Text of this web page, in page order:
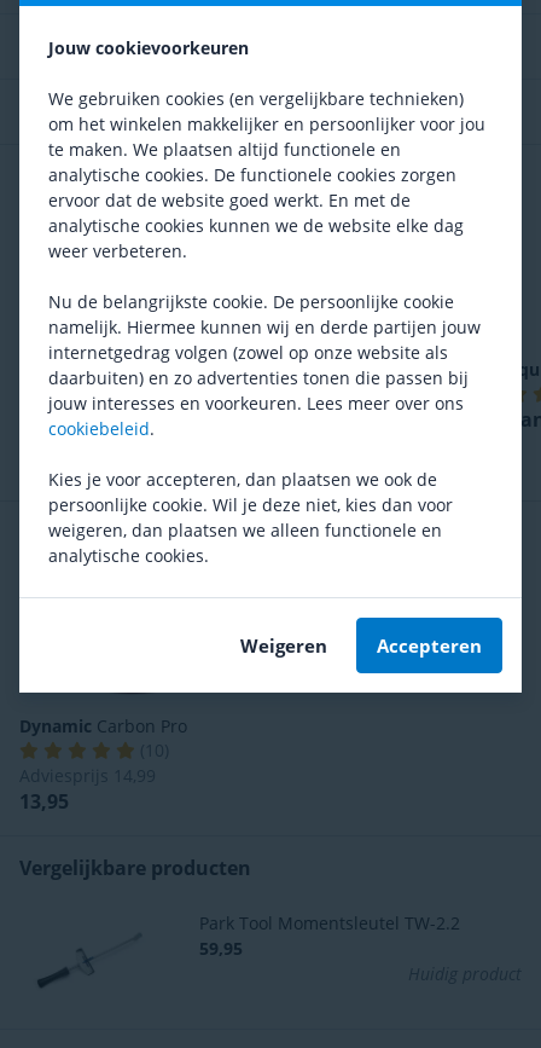
Technologie
Standaard meegeleverd
Vaak samen gekocht
DynamicAll Round Grease
Premium
(7)
23,99
Park ToolSAC-2 Carbon
pasta
( 14)
14,95
Aangeraden door de productspecialist
Dynamic Carbon Pro
(
Adviesprijs
14,99
13,95
Vergelijkbare producten
Park Tool Momentsleutel TW-2.2
59,95
Huidig product
Jouw cookievoorkeuren
We gebruiken cookies (en vergelijkbare technieken)
om het winkelen makkelijker en persoonlijker voor jou
te maken. We plaatsen altijd functionele en
analytische cookies. De functionele cookies zorgen
ervoor dat de website goed werkt. En met de
analytische cookies kunnen we de website elke dag
weer verbeteren.
Nu de belangrijkste cookie. De persoonlijke cookie
namelijk. Hiermee kunnen wij en derde partijen jouw
internetgedrag volgen (zowel op onze website als
daarbuiten) en zo advertenties tonen die passen bij
jouw interesses en voorkeuren. Lees meer over ons
cookiebeleid.
Kies je voor accepteren, dan plaatsen we ook de
persoonlijke cookie. Wil je deze niet, kies dan voor
weigeren, dan plaatsen we alleen functionele en
analytische cookies.
Weigeren Accepteren